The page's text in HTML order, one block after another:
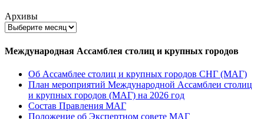
Архивы
Международная Ассамблея столиц и крупных городов
Об Ассамблее столиц и крупных городов СНГ (МАГ)
План мероприятий Международной Ассамблеи столиц
и крупных городов (МАГ) на 2026 год
Состав Правления МАГ
Положение об Экспертном совете МАГ